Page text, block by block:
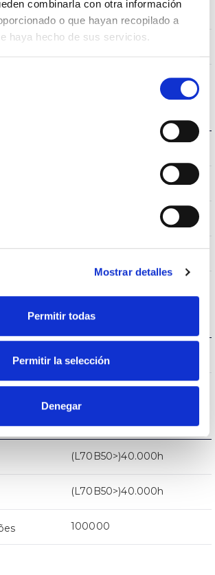
combinarla con otra información
o que hayan recopilado a
haya hecho de sus servicios.
Mostrar detalles
Permitir todas
Permitir la selección
Denegar
repr. cromática 80
IP20
Cinzento
PC
(L70B50>)40.000h
(L70B50>)40.000h
100000